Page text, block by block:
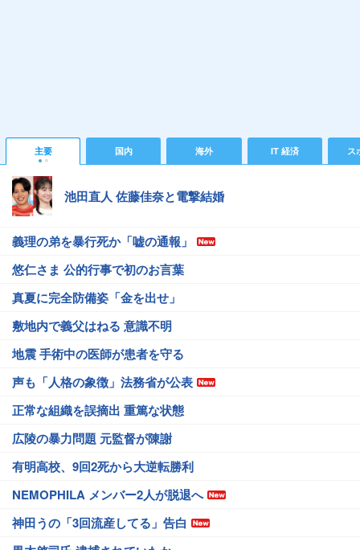
主要 国内 海外 IT 経済 ス
池田直人 佐藤佳奈と電撃結婚
義理の弟を暴行死か「嘘の通報」
悠仁さま 公的行事で初のお言葉
真夏に完全防備姿「金を出せ」
敷地内で義父はねる 意識不明
地震 手術中の医師が患者を守る
声も「人格の象徴」法務省が公表
正常な組織を誤摘出 重篤な状態
広陵の暴力問題 元監督が陳謝
有明高校、9回2死から大逆転勝利
NEMOPHILA メンバー2人が脱退へ
神田うの「3回流産してる」告白